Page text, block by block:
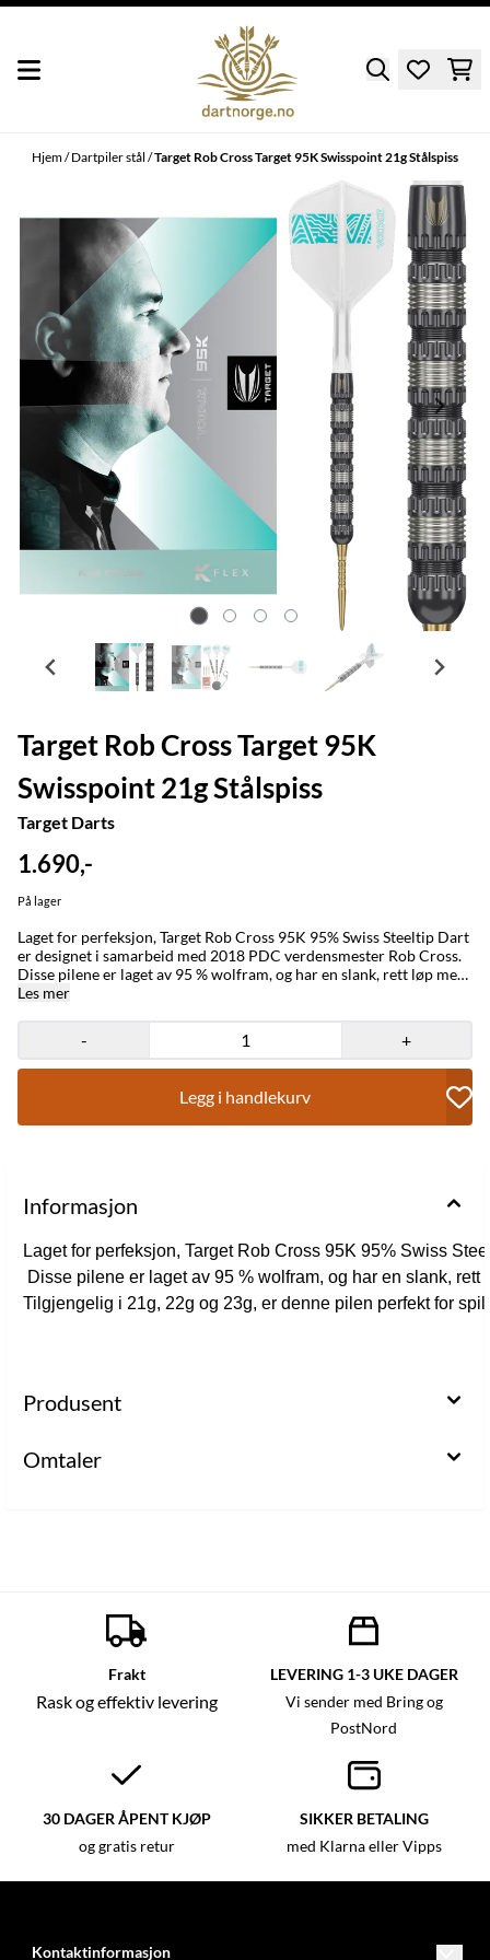
Hjem/Dartpiler stål /Target Rob Cross Target 95K Swisspoint 21g Stålspiss
Target Rob Cross Target 95K
Swisspoint 21g Stålspiss
Target Darts
1.690,-
På lager
Laget for perfeksjon, Target Rob Cross 95K 95% Swiss Steeltip Dart
er designet i samarbeid med 2018 PDC verdensmester Rob Cross.
Disse pilene er laget av 95 % wolfram, og har en slank, rett løp med
et finjustert ringformet grep for optimal kontroll og presisjon.
Les mer
- +
Legg i handlekurv
Informasjon
Laget for perfeksjon, Target Rob Cross 95K 95% Swiss
Disse pilene er laget av 95 % wolfram, og har en slank,
Tilgjengelig i 21g, 22g og 23g, er denne pilen perfekt for
Produsent
Omtaler
Frakt
Rask og effektiv levering
LEVERING 1-3 UKE DAGER
Vi sender med Bring og
PostNord
30 DAGER ÅPENT KJØP
og gratis retur
SIKKER BETALING
med Klarna eller Vipps
Kontaktinformasjon